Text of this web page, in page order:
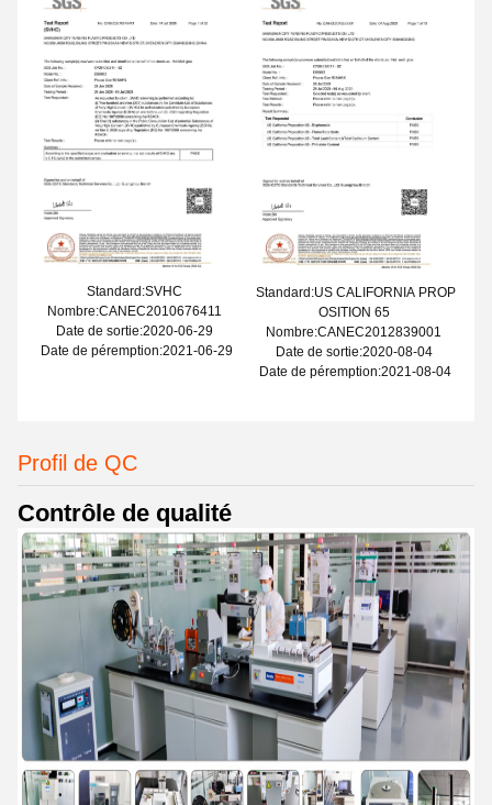
Standard:SVHC
Nombre:CANEC2010676411
Date de sortie:2020-06-29
Date de péremption:2021-06-29
Standard:US CALIFORNIA PROP
OSITION 65
Nombre:CANEC2012839001
Date de sortie:2020-08-04
Date de péremption:2021-08-04
Profil de QC
Contrôle de qualité